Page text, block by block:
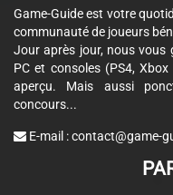
Game-Guide est votre
communauté de joueurs
Jour après jour, nous vous
PC et consoles (PS4,
aperçu. Mais aussi
concours...
E-mail :contact@game-